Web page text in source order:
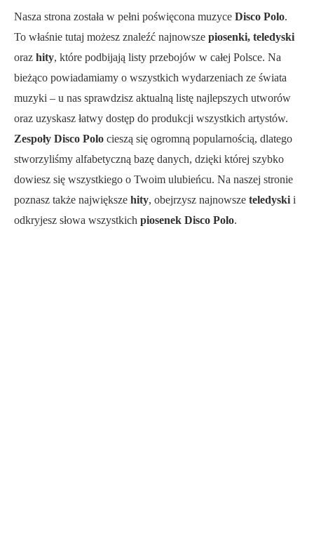
Nasza strona została w pełni poświęcona muzyce Disco Polo.
To właśnie tutaj możesz znaleźć najnowsze piosenki, teledyski
oraz hity, które podbijają listy przebojów w całej Polsce. Na
bieżąco powiadamiamy o wszystkich wydarzeniach ze świata
muzyki – u nas sprawdzisz aktualną listę najlepszych utworów
oraz uzyskasz łatwy dostęp do produkcji wszystkich artystów.
Zespoły Disco Polo cieszą się ogromną popularnością, dlatego
stworzyliśmy alfabetyczną bazę danych, dzięki której szybko
dowiesz się wszystkiego o Twoim ulubieńcu. Na naszej stronie
poznasz także największe hity, obejrzysz najnowsze teledyski i
odkryjesz słowa wszystkich piosenek Disco Polo.